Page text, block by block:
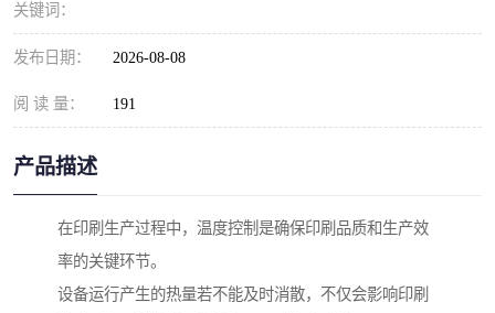
关键词：
发布日期： 2026-08-08
阅 读 量： 191
产品描述
在印刷生产过程中，温度控制是确保印刷品质和生产效
率的关键环节。
设备运行产生的热量若不能及时消散，不仅会影响印刷